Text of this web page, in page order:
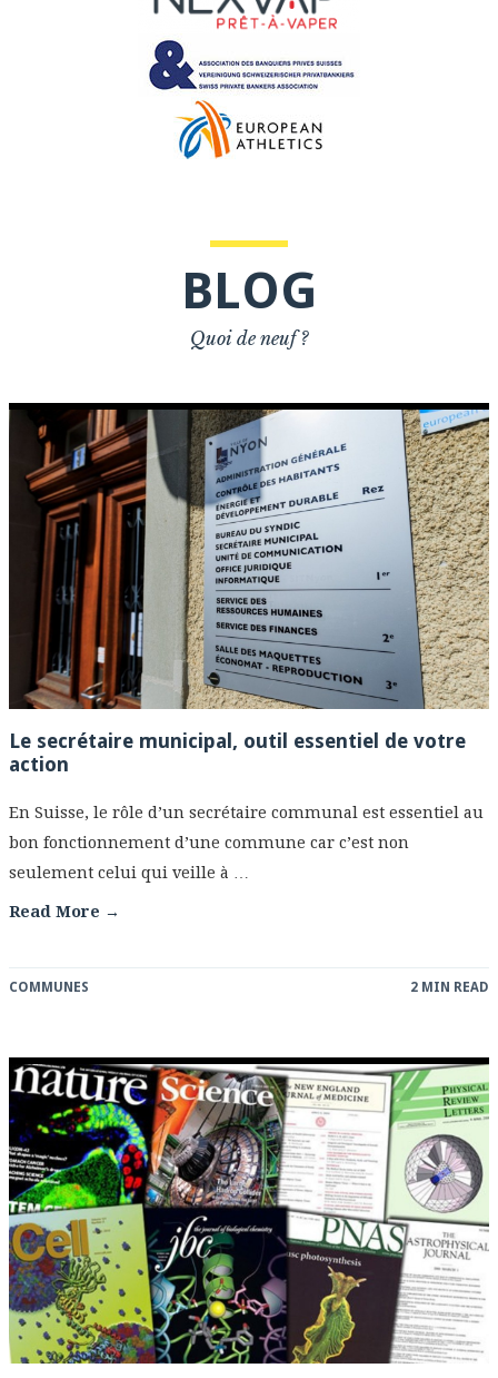
BLOG
Quoi de neuf ?
Le secrétaire municipal, outil essentiel de votre
action
En Suisse, le rôle d’un secrétaire communal est essentiel au
bon fonctionnement d’une commune car c’est non
seulement celui qui veille à …
Read More →
COMMUNES 2 MIN READ